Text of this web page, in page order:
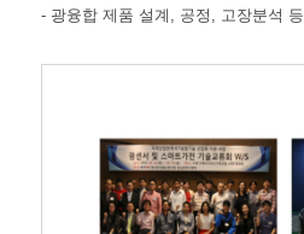
- 광융합 제품 설계, 공정, 고장분석 등